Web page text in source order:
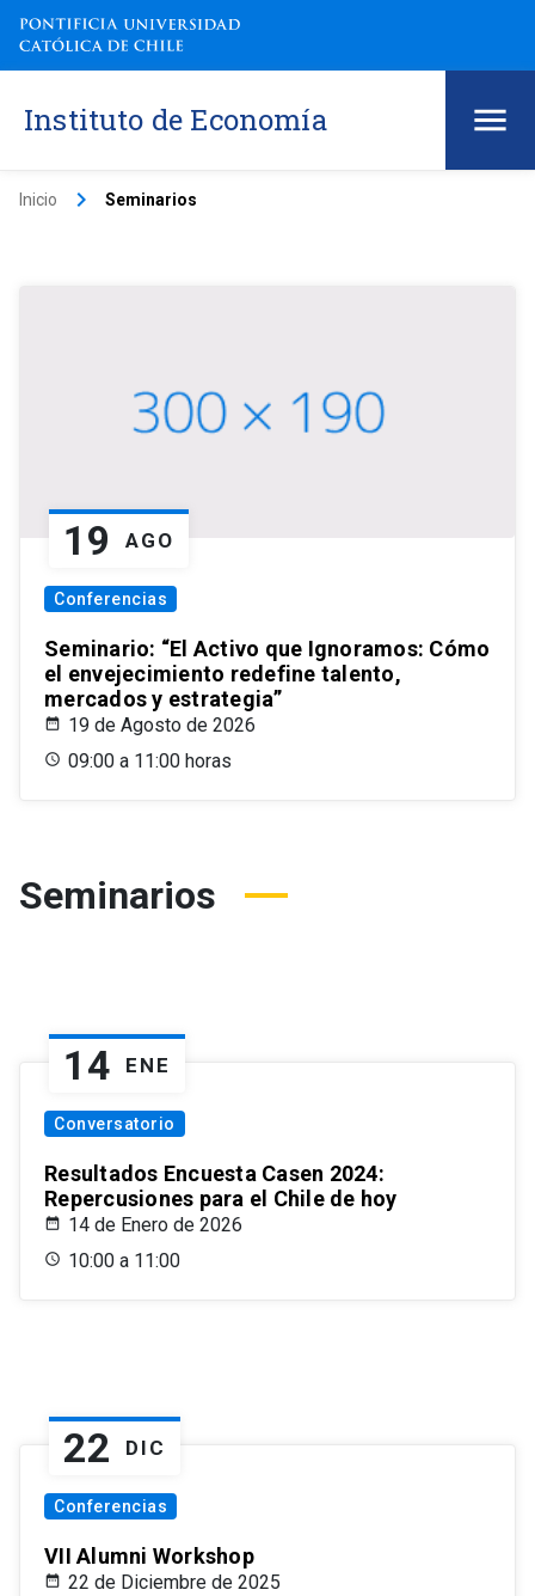
Instituto de Economía
Inicio keyboard_arrow_right Seminarios
19 AGO
Conferencias
Seminario: “El Activo que Ignoramos: Cómo
el envejecimiento redefine talento,
mercados y estrategia”
19 de Agosto de 2026
09:00 a 11:00 horas
Seminarios
14 ENE
Conversatorio
Resultados Encuesta Casen 2024:
Repercusiones para el Chile de hoy
14 de Enero de 2026
10:00 a 11:00
22 DIC
Conferencias
VII Alumni Workshop
22 de Diciembre de 2025